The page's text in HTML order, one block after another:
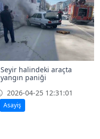
Seyir halindeki araçta
yangın paniği
2026-04-25 12:31:01
Asayiş